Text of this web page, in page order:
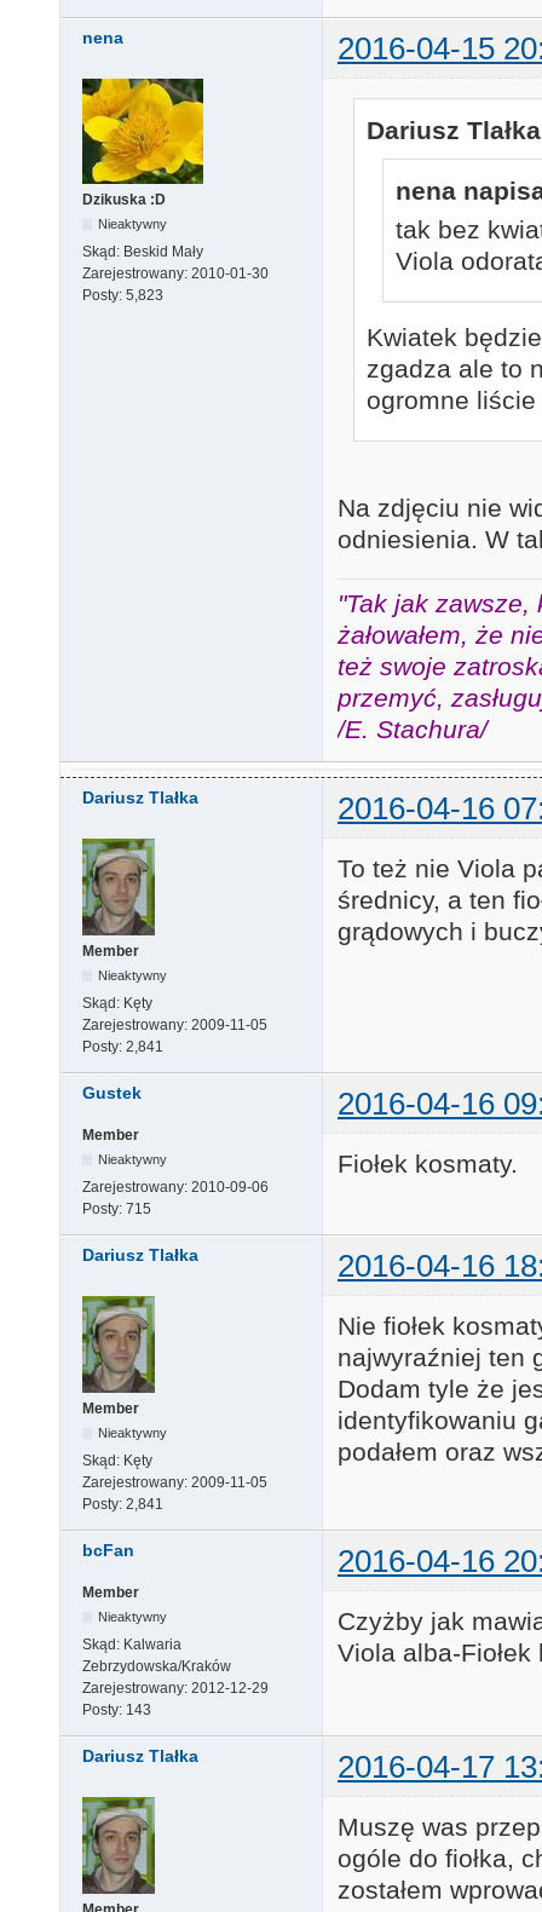
nena 2016-04-15
Dzikuska :D
Nieaktywny
Skąd: Beskid Mały
Zarejestrowany: 2010-01-30
Posty: 5,823
Dariusz
nena
tak bez
Viola
Kwiatek
zgadza ale to
ogromne
Na zdjęciu nie
odniesienia. W
"Tak jak zawsze,
żałowałem, że
też swoje
przemyć,
/E. Stachura/
Dariusz Tlałka 2016-04-16
Member
Nieaktywny
Skąd: Kęty
Zarejestrowany: 2009-11-05
Posty: 2,841
To też nie Viola
średnicy, a ten
grądowych i
Gustek 2016-04-16
Member
Nieaktywny
Zarejestrowany: 2010-09-06
Posty: 715
Fiołek kosmaty.
Dariusz Tlałka 2016-04-16
Member
Nieaktywny
Skąd: Kęty
Zarejestrowany: 2009-11-05
Posty: 2,841
Nie fiołek
najwyraźniej ten
Dodam tyle że
identyfikowaniu
podałem oraz
bcFan 2016-04-16
Member
Nieaktywny
Skąd: Kalwaria
Zebrzydowska/Kraków
Zarejestrowany: 2012-12-29
Posty: 143
Czyżby jak
Viola alba-Fiołek
Dariusz Tlałka 2016-04-17
Muszę was
ogóle do fiołka,
zostałem